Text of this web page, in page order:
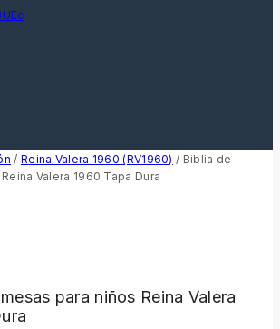
/ Reina Valera 1960 (RV1960) / Biblia de
Valera 1960 Tapa Dura
para niños Reina Valera